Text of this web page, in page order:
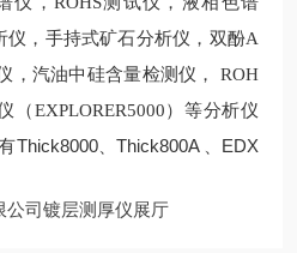
仪，手持式矿石分析仪，双酚A
，汽油中硅含量检测仪，
ROH
（EXPLORER5000）等分析仪
Thick8000、 Thick800A 、EDX
公司镀层测厚仪展厅